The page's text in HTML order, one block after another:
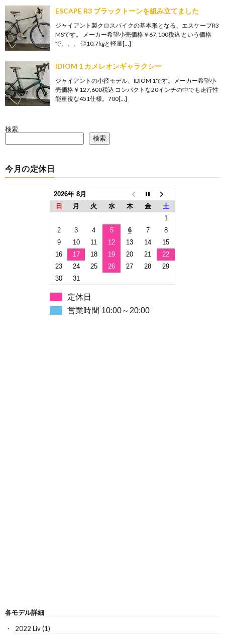
ESCAPE R3 ブラックトーンを組み立てました
ジャイアント製クロスバイクの基本形となる、エスケープR3
MSです。 メーカー希望小売価格￥67,100税込 という価格
で、、、 ◎10.7kgと軽量[…]
IDIOM 1 カメレオンギャラクシー
ジャイアントの小径モデル、IDIOM 1です。メーカー希望小
売価格￥127,600税込 コンパクトな20インチの中でも走行性
能重視な451仕様。700[…]
検索
検索
今月の定休日
2026年 8月
日
月 火 水 木 金
土
1
2
3 4 5 6 7
8
9
10 11 12 13 14
15
16
17 18 19 20 21
22
23
24 25 26 27 28
29
30
31
定休日
営業時間 10:00～20:00
各モデル詳細
2022 Liv(1)